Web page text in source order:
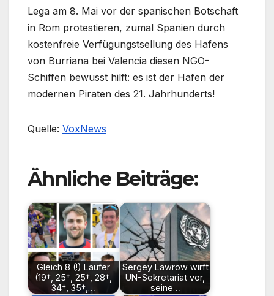
Lega am 8. Mai vor der spanischen Botschaft
in Rom protestieren, zumal Spanien durch
kostenfreie Verfügungstsellung des Hafens
von Burriana bei Valencia diesen NGO-
Schiffen bewusst hilft: es ist der Hafen der
modernen Piraten des 21. Jahrhunderts!
Quelle: VoxNews
Ähnliche Beiträge:
Gleich 8 (!) Läufer
(19†, 25†, 25†, 28†,
34†, 35†,…
Sergey Lawrow wirft
UN-Sekretariat vor,
seine…